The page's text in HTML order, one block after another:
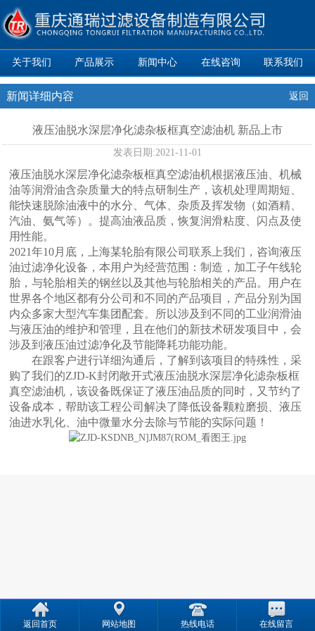
关于我们 产品展示 新闻中心 在线咨询 联系我们
新闻详细内容 返回
液压油脱水深层净化滤杂板框真空滤油机 新品上市
发表日期:2021-11-01
液压油脱水深层净化滤杂板框真空滤油机根据液压油、机械
油等润滑油含杂质量大的特点研制生产，该机处理周期短、
能快速脱除油液中的水分、气体、杂质及挥发物（如酒精、
汽油、氨气等）。提高油液品质，恢复润滑粘度、闪点及使
用性能。
2021年10月底，上海某轮胎有限公司联系上我们，咨询液压
油过滤净化设备，本用户为经营范围：制造，加工子午线轮
胎，与轮胎相关的钢丝以及其他与轮胎相关的产品。用户在
世界各个地区都有分公司和不同的产品项目，产品分别为国
内众多家大型汽车集团配套。所以涉及到不同的工业润滑油
与液压油的维护和管理，且在他们的新技术研发项目中，会
涉及到液压油过滤净化及节能降耗功能功能。
在跟客户进行详细沟通后，了解到该项目的特殊性，采
购了我们的ZJD-K封闭敞开式液压油脱水深层净化滤杂板框
真空滤油机，该设备既保证了液压油品质的同时，又节约了
设备成本，帮助该工程公司解决了降低设备颗粒磨损、液压
油进水乳化、油中微量水分去除与节能的实际问题！
返回首页 网站地图 热线电话 在线留言